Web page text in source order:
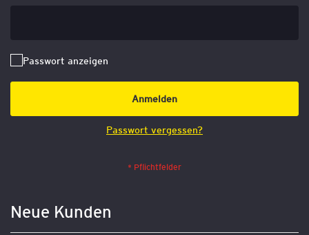
Passwort anzeigen
Anmelden
Passwort vergessen?
Neue Kunden